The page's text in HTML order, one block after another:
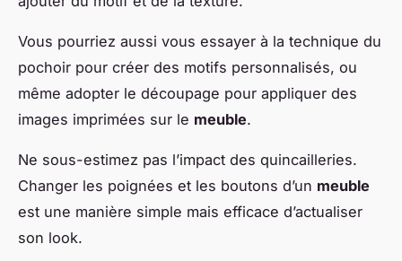
Vous pourriez aussi vous essayer à la technique du
pochoir pour créer des motifs personnalisés, ou
même adopter le découpage pour appliquer des
images imprimées sur le meuble.
Ne sous-estimez pas l’impact des quincailleries.
Changer les poignées et les boutons d’un meuble
est une manière simple mais efficace d’actualiser
son look.